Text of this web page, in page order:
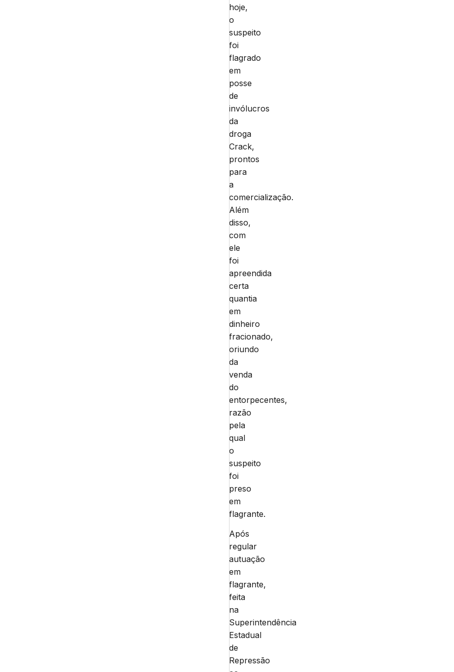
hoje,
o
suspeito
foi
flagrado
em
posse
de
invólucros
da
droga
Crack,
prontos
para
a
comercialização.
Além
disso,
com
ele
foi
apreendida
certa
quantia
em
dinheiro
fracionado,
oriundo
da
venda
do
entorpecentes,
razão
pela
qual
o
suspeito
foi
preso
em
flagrante.
Após
regular
autuação
em
flagrante,
feita
na
Superintendência
Estadual
de
Repressão